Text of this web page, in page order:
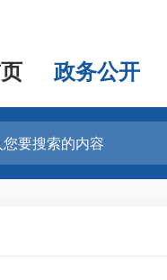
政务公开